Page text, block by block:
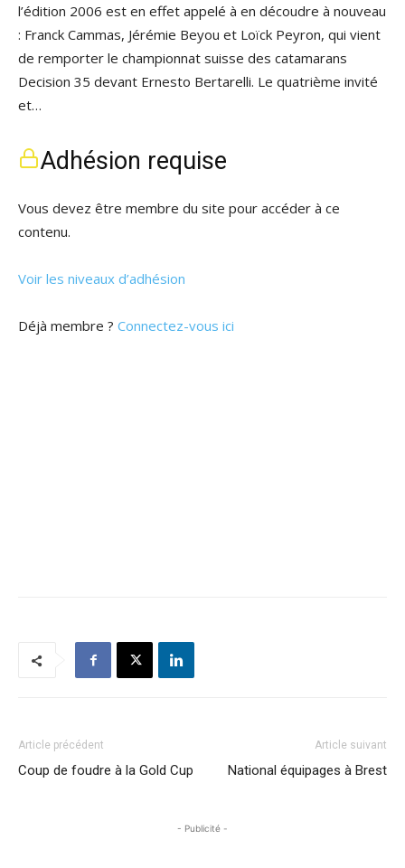
l’édition 2006 est en effet appelé à en découdre à nouveau
: Franck Cammas, Jérémie Beyou et Loïck Peyron, qui vient
de remporter le championnat suisse des catamarans
Decision 35 devant Ernesto Bertarelli. Le quatrième invité
et…
Adhésion requise
Vous devez être membre du site pour accéder à ce
contenu.
Voir les niveaux d’adhésion
Déjà membre ? Connectez-vous ici
Article précédent
Coup de foudre à la Gold Cup
Article suivant
National équipages à Brest
- Publicité -